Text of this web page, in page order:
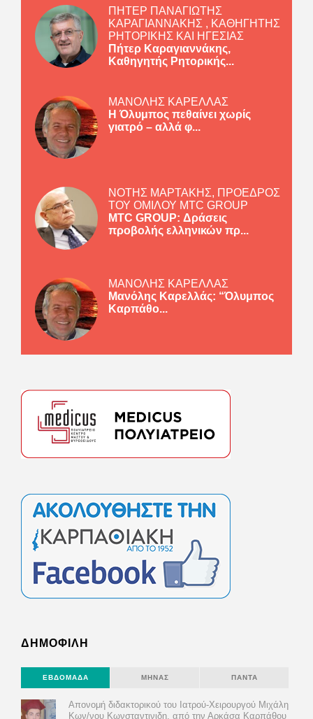
ΠΗΤΕΡ ΠΑΝΑΓΙΩΤΗΣ
ΚΑΡΑΓΙΑΝΝΑΚΗΣ , ΚΑΘΗΓΗΤΗΣ
ΡΗΤΟΡΙΚΗΣ ΚΑΙ ΗΓΕΣΙΑΣ
Πήτερ Καραγιαννάκης,
Καθηγητής Ρητορικής...
ΜΑΝΟΛΗΣ ΚΑΡΕΛΛΑΣ
Η Όλυμπος πεθαίνει χωρίς
γιατρό – αλλά φ...
ΝΟΤΗΣ ΜΑΡΤΑΚΗΣ, ΠΡΟΕΔΡΟΣ
ΤΟΥ ΟΜΙΛΟΥ MTC GROUP
MTC GROUP: Δράσεις
προβολής ελληνικών πρ...
ΜΑΝΟΛΗΣ ΚΑΡΕΛΛΑΣ
Μανόλης Καρελλάς: “Όλυμπος
Καρπάθο...
ΔΗΜΟΦΙΛΗ
ΕΒΔΟΜΆΔΑ ΜΉΝΑΣ ΠΆΝΤΑ
Απονομή διδακτορικού του Ιατρού-Χειρουργού Μιχάλη
Κων/νου Κωνσταντινιδη, από την Αρκάσα Καρπάθου